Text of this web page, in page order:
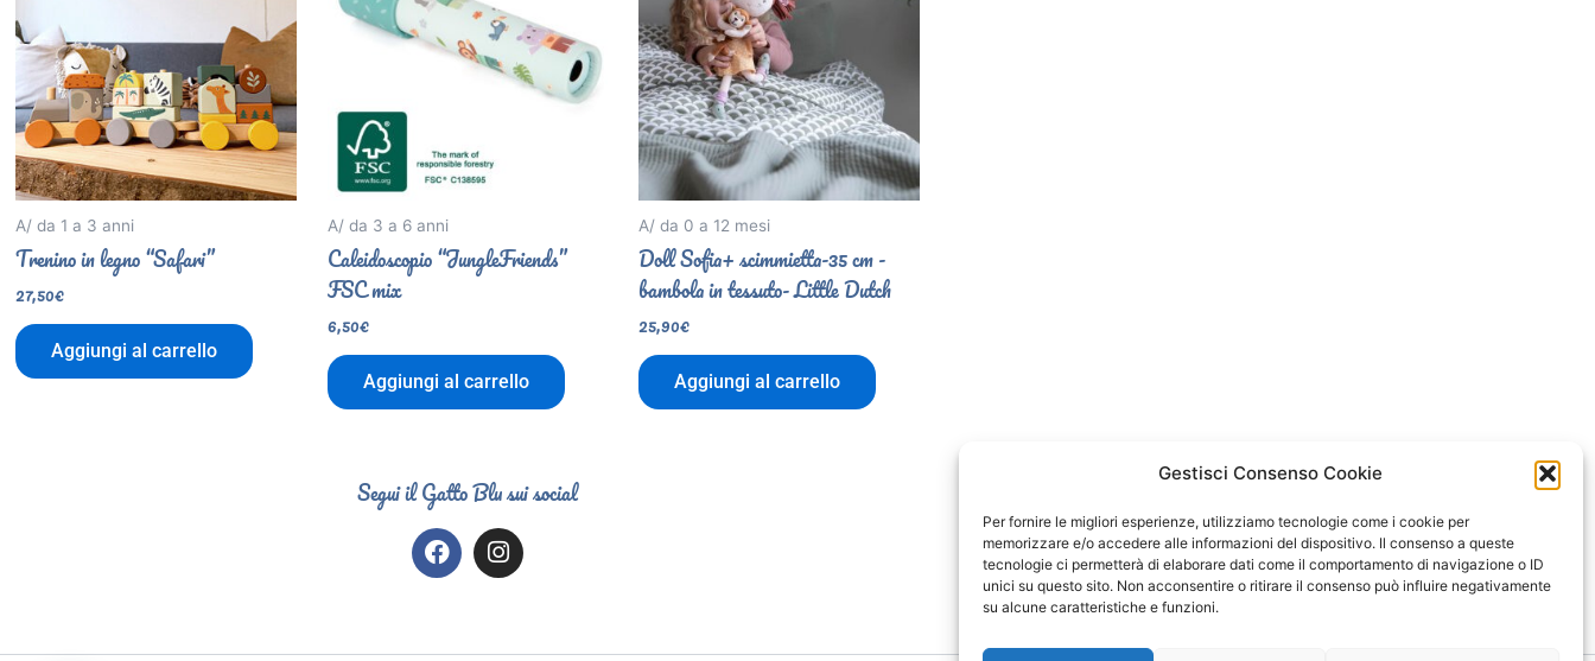
Gestisci Consenso Cookie
Per fornire le migliori esperienze, utilizziamo tecnologie come i cookie per
memorizzare e/o accedere alle informazioni del dispositivo. Il consenso a queste
tecnologie ci permetterà di elaborare dati come il comportamento di navigazione o ID
unici su questo sito. Non acconsentire o ritirare il consenso può influire negativamente
su alcune caratteristiche e funzioni.
A/ da 1 a 3 anni
Trenino in legno “Safari”
27,50€
Aggiungi al carrello
A/ da 3 a 6 anni
Caleidoscopio “JungleFriends”
FSC mix
6,50€
Aggiungi al carrello
A/ da 0 a 12 mesi
Doll Sofia+ scimmietta-35 cm -
bambola in tessuto- Little Dutch
25,90€
Aggiungi al carrello
Segui il Gatto Blu sui social
F
a
I
n